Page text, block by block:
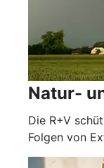
Natur-
Die R+V
Folgen von